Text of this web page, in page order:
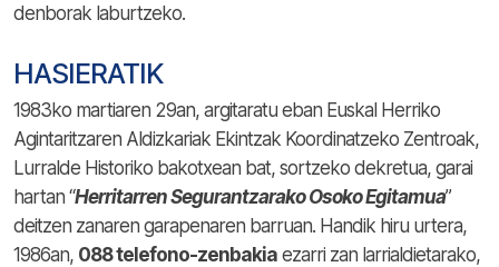
denborak laburtzeko.
HASIERATIK
1983ko martiaren 29an, argitaratu eban Euskal Herriko
Agintaritzaren Aldizkariak Ekintzak Koordinatzeko Zentroak,
Lurralde Historiko bakotxean bat, sortzeko dekretua, garai
hartan “Herritarren Segurantzarako Osoko Egitamua”
deitzen zanaren garapenaren barruan. Handik hiru urtera,
1986an, 088 telefono-zenbakia ezarri zan larrialdietarako,